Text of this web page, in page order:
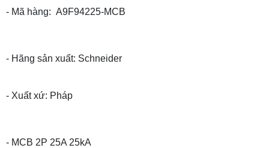
- Mã hàng: A9F94225-MCB
- Hãng sản xuất: Schneider
- Xuất xứ: Pháp
- MCB 2P 25A 25kA